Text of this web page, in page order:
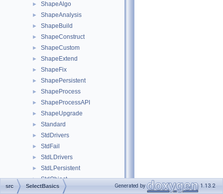
► ShapeAlgo
► ShapeAnalysis
► ShapeBuild
► ShapeConstruct
► ShapeCustom
► ShapeExtend
► ShapeFix
► ShapePersistent
► ShapeProcess
► ShapeProcessAPI
► ShapeUpgrade
► Standard
► StdDrivers
► StdFail
► StdLDrivers
► StdLPersistent
► StdObject
► StdObjMgt
src SelectBasics Generated by 1.13.2